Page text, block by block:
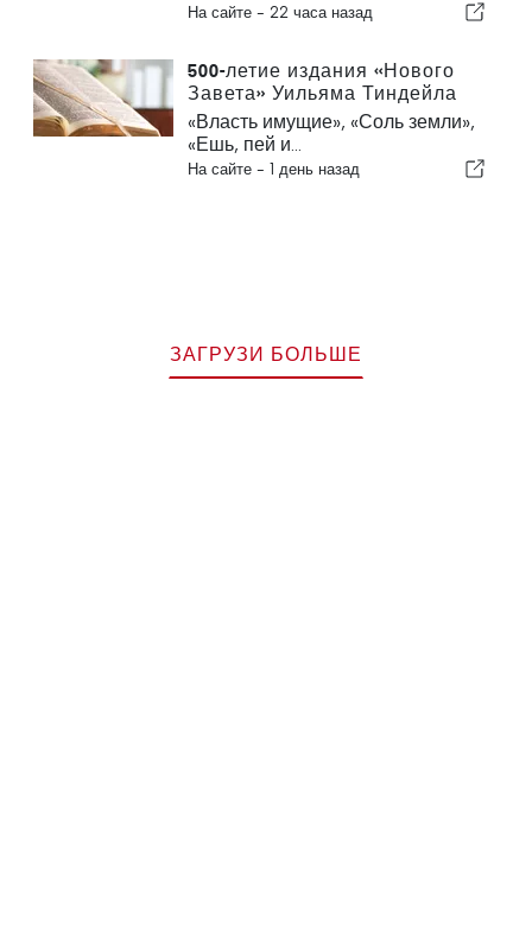
На сайте - 22 часа назад
500-летие издания «Нового
Завета» Уильяма Тиндейла
на английском языке
«Власть имущие», «Соль земли»,
«Ешь, пей и...
На сайте - 1 день назад
ЗАГРУЗИ БОЛЬШЕ